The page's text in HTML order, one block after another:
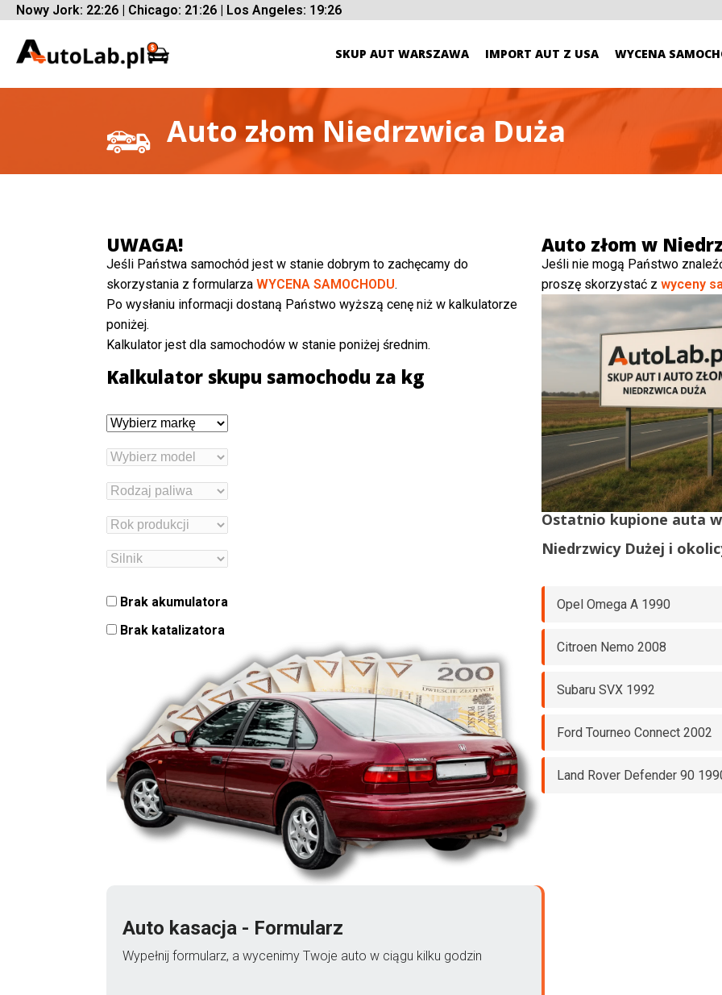
Nowy Jork: 22:26 | Chicago: 21:26 | Los Angeles: 19:26
SKUP AUT WARSZAWA IMPORT AUT Z USA WYCENA
Auto złom Niedrzwica Duża
UWAGA!
Jeśli Państwa samochód jest w stanie dobrym to zachęcamy do
skorzystania z formularza WYCENA SAMOCHODU.
Po wysłaniu informacji dostaną Państwo wyższą cenę niż w kalkulatorze
poniżej.
Kalkulator jest dla samochodów w stanie poniżej średnim.
Kalkulator skupu samochodu za kg
Brak akumulatora
Brak katalizatora
Auto kasacja - Formularz
Wypełnij formularz, a wycenimy Twoje auto w ciągu kilku godzin
Auto złom w
Jeśli nie mogą Państwo
proszę skorzystać z wyceny
Ostatnio kupione auta
Niedrzwicy Dużej i
Opel Omega A 1990
Citroen Nemo 2008
Subaru SVX 1992
Ford Tourneo Connect 2002
Land Rover Defender 90